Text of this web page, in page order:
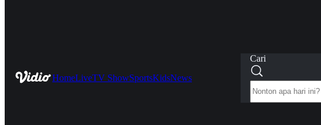
HomeLiveTV ShowSportsKidsNews
Cari